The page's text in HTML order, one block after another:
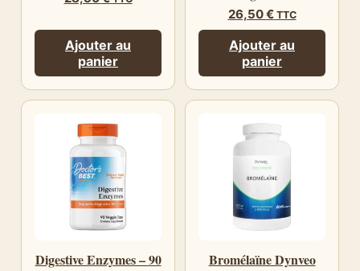
Ajouter au
panier
26,50€ TTC
Ajouter au
panier
Digestive Enzymes – 90
Bromélaïne Dynveo